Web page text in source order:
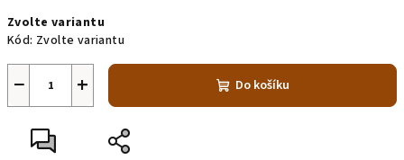
cena:
Zvolte variantu
Kód: Zvolte variantu
+
− Do košíku